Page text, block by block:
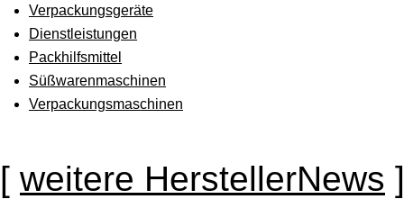
Verpackungsgeräte
Dienstleistungen
Packhilfsmittel
Süßwarenmaschinen
Verpackungsmaschinen
[ weitere HerstellerNews